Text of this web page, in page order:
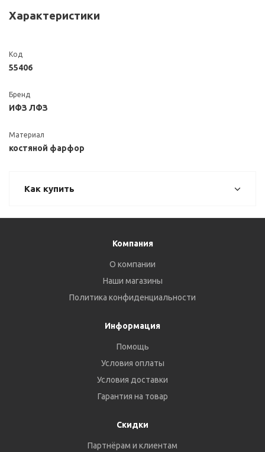
Характеристики
Код
55406
Бренд
ИФЗ ЛФЗ
Материал
костяной фарфор
Как купить
Компания
О компании
Наши магазины
Политика конфиденциальности
Информация
Помощь
Условия оплаты
Условия доставки
Гарантия на товар
Скидки
Партнёрам и клиентам